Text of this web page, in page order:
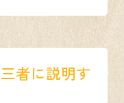
者に説明す